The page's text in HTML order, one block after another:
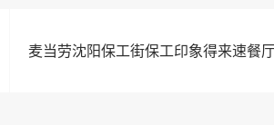
麦当劳沈阳保工街保工印象得来速餐